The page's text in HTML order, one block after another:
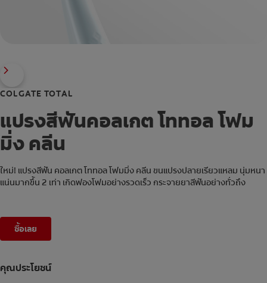
COLGATE TOTAL
แปรงสีฟันคอลเกต โททอล โฟม
มิ่ง คลีน
ใหม่! แปรงสีฟัน คอลเกต โททอล โฟมมิ่ง คลีน ขนแปรงปลายเรียวแหลม นุ่มหนา
แน่นมากขึ้น 2 เท่า เกิดฟองโฟมอย่างรวดเร็ว กระจายยาสีฟันอย่างทั่วถึง
ซื้อเลย
คุณประโยชน์